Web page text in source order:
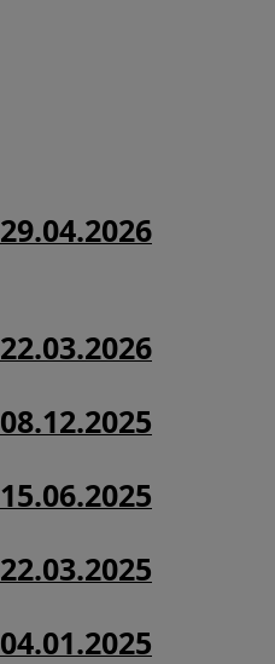
29.04.2026
22.03.2026
08.12.2025
15.06.2025
22.03.2025
04.01.2025